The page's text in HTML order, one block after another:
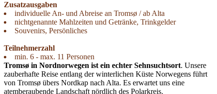
Zusatzausgaben
individuelle An- und Abreise an Tromsø /­ ab Alta
nichtgenannte Mahlzeiten und Getränke, Trinkgelder
Souvenirs, Persönliches
Teilnehmerzahl
min. 6 - max. 11 Personen
Tromsø in Nordnorwegen ist ein echter Sehnsuchtsort. Unsere
zauberhafte Reise entlang der winterlichen Küste Norwegens führt
von Tromsø übers Nordkap nach Alta. Es erwartet uns eine
atemberaubende Landschaft nördlich des Polarkreis.